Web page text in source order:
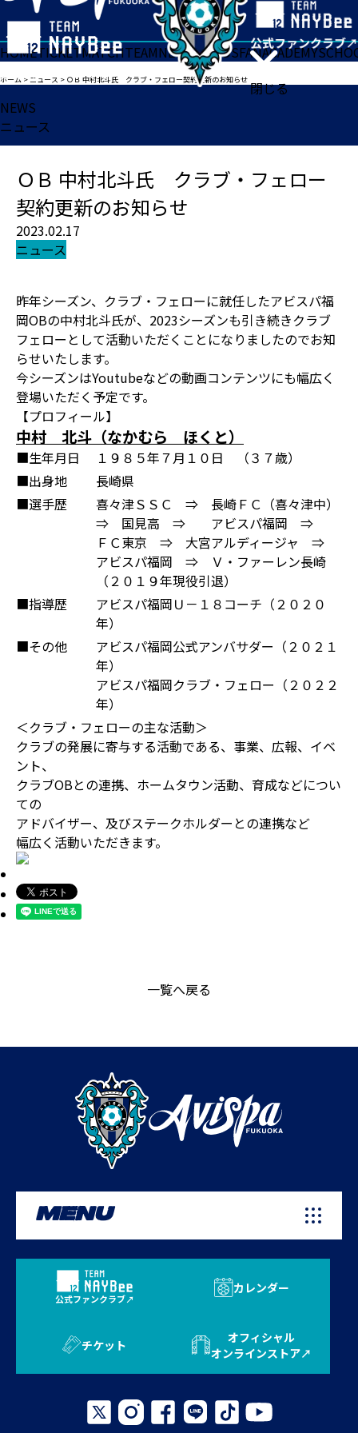
閉じる
HOMETICKETMATCHTEAMNEWSGOODSFANACADEMY
ホーム >ニュース > ＯＢ 中村北斗氏 クラブ・フェロー契約更新のお知らせ
NEWS
ニュース
ＯＢ 中村北斗氏 クラブ・フェロー
契約更新のお知らせ
2023.02.17
ニュース
昨年シーズン、クラブ・フェローに就任したアビスパ福
岡OBの中村北斗氏が、2023シーズンも引き続きクラブ
フェローとして活動いただくことになりましたのでお知
らせいたします。
今シーズンはYoutubeなどの動画コンテンツにも幅広く
登場いただく予定です。
【プロフィール】
中村 北斗（なかむら ほくと）
■生年月日
１９８５年７月１０日 （３７歳）
■出身地
長崎県
■選手歴
喜々津ＳＳＣ ⇒ 長崎ＦＣ（喜々津中）
⇒ 国見高 ⇒ アビスパ福岡 ⇒
ＦＣ東京 ⇒ 大宮アルディージャ ⇒
アビスパ福岡 ⇒ Ｖ・ファーレン長崎
（２０１９年現役引退）
■指導歴
アビスパ福岡Ｕ－１８コーチ（２０２０
年）
■その他
アビスパ福岡公式アンバサダー（２０２１
年）
アビスパ福岡クラブ・フェロー（２０２２
年）
＜クラブ・フェローの主な活動＞
クラブの発展に寄与する活動である、事業、広報、イベ
ント、
クラブOBとの連携、ホームタウン活動、育成などについ
ての
アドバイザー、及びステークホルダーとの連携など
幅広く活動いただきます。
一覧へ戻る
MENU
公式ファンクラブ
カレンダー
チケット
オフィシャル
オンラインストア